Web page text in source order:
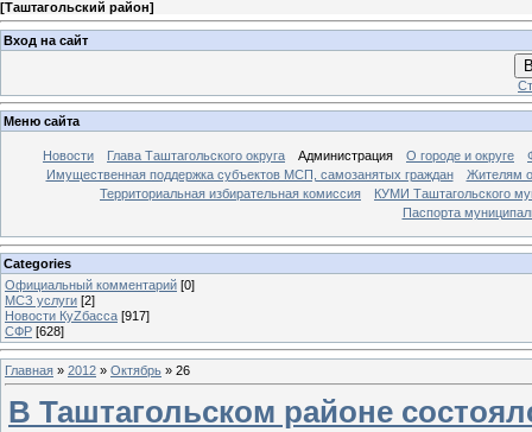
[Таштагольский район]
Вход на сайт
Меню сайта
Новости Глава Таштагольского округа Администрация О городе и округе
Имущественная поддержка субъектов МСП, самозанятых граждан
Жителям
Территориальная избирательная комиссия
КУМИ Таштагольского
Паспорта
Categories
Официальный комментарий [0]
МСЗ услуги [2]
Новости КуZбасса [917]
СФР [628]
Главная » 2012 » Октябрь » 26
В Таштагольском районе